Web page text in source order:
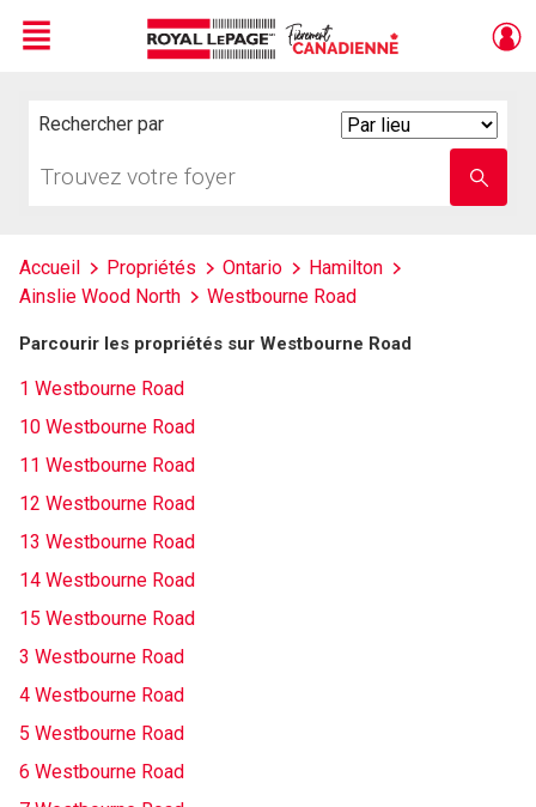
Menu
Rechercher par
votre
nom
Accueil Propriétés Ontario
Hamilton
Ainslie Wood North
Westbourne Road
Parcourir les propriétés sur Westbourne Road
1 Westbourne Road
10 Westbourne Road
11 Westbourne Road
12 Westbourne Road
13 Westbourne Road
14 Westbourne Road
15 Westbourne Road
3 Westbourne Road
4 Westbourne Road
5 Westbourne Road
6 Westbourne Road